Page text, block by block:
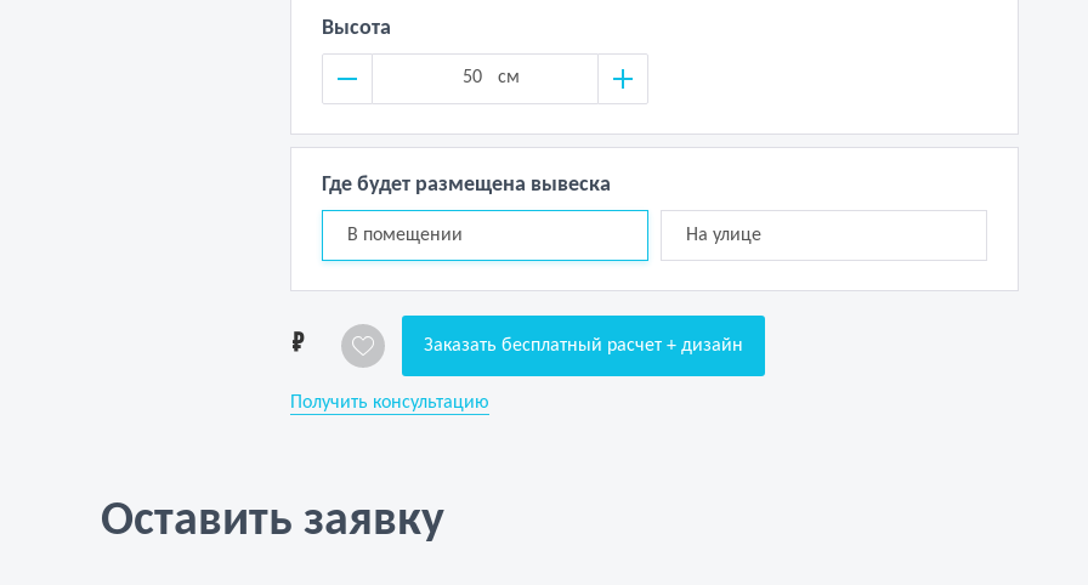
Высота
см
Где будет размещена вывеска
В помещении На улице
1 Заказать бесплатный расчет + дизайн
Получить консультацию
Оставить заявку